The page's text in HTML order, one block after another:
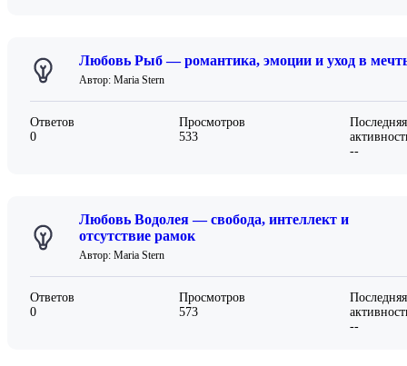
Любовь Рыб — романтика, эмоции и уход в
Автор: Maria Stern
Ответов
0
Просмотров
533
Последняя
--
Любовь Водолея — свобода, интеллект и
отсутствие рамок
Автор: Maria Stern
Ответов
0
Просмотров
573
Последняя
--